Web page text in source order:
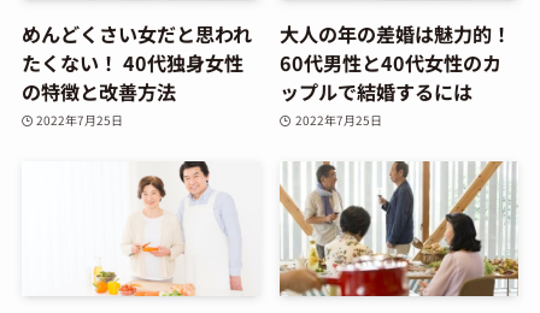
めんどくさい女だと思われ
たくない！ 40代独身女性
の特徴と改善方法
2022年7月25日
大人の年の差婚は魅力的！
60代男性と40代女性のカ
ップルで結婚するには
2022年7月25日